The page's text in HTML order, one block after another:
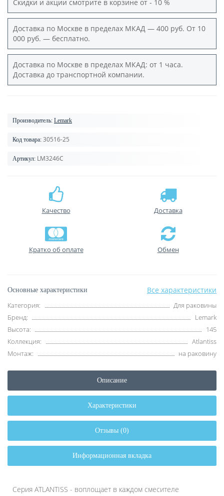
Скидки и акции смотрите в корзине от - 10 %
Доставка по Москве в пределах МКАД — 400 руб. От 10
000 руб. — бесплатно.
Доставка по Москве в пределах МКАД: от 1 часа.
Доставка до транспортной компании.
Производитель: Lemark
Код товара: 30516-25
Артикул: LM3246C
Качество Доставка
Кратко об оплате Обмен
Основные характеристики Все характеристики
Категория:
Для раковины
Бренд:
Lemark
Высота:
145
Коллекция:
Atlantiss
Монтаж:
на раковину
Описание
Характеристики
Отзывы (0)
Информационная вкладка
Серия ATLANTISS - воплощает в каждом смесителе